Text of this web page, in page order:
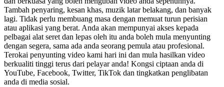
Tambah penyaring, kesan khas, muzik latar belakang, dan banyak
lagi. Tidak perlu membuang masa dengan memuat turun perisian
atau aplikasi yang berat. Anda akan mempunyai akses kepada
pelbagai alat seret dan lepas oleh itu anda boleh mula menyunting
dengan segera, sama ada anda seorang pemula atau profesional.
Terokai penyunting video kami hari ini dan mula hasilkan video
berkualiti tinggi terus dari pelayar anda! Kongsi ciptaan anda di
YouTube, Facebook, Twitter, TikTok dan tingkatkan penglibatan
anda di media sosial.